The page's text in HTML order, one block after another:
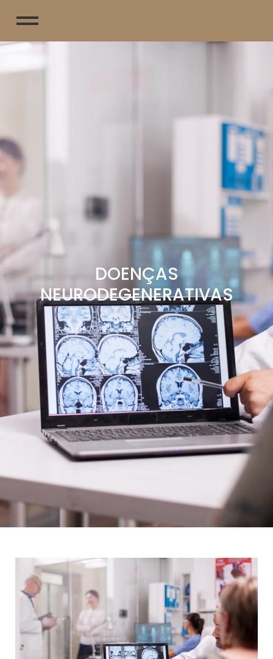
DOENÇAS
NEURODEGENERATIVAS